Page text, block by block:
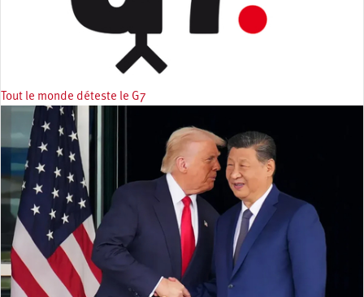
Tout le monde déteste le G7